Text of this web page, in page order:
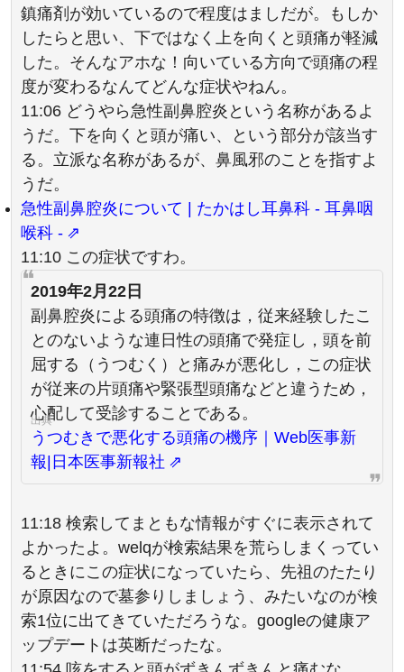
鎮痛剤が効いているので程度はましだが。もしか
したらと思い、下ではなく上を向くと頭痛が軽減
した。そんなアホな！向いている方向で頭痛の程
度が変わるなんてどんな症状やねん。
11:06 どうやら急性副鼻腔炎という名称があるよ
うだ。下を向くと頭が痛い、という部分が該当す
る。立派な名称があるが、鼻風邪のことを指すよ
うだ。
急性副鼻腔炎について | たかはし耳鼻科 - 耳鼻咽
喉科 -
11:10 この症状ですわ。
2019年2月22日
副鼻腔炎による頭痛の特徴は，従来経験したこ
とのないような連日性の頭痛で発症し，頭を前
屈する（うつむく）と痛みが悪化し，この症状
が従来の片頭痛や緊張型頭痛などと違うため，
心配して受診することである。
うつむきで悪化する頭痛の機序｜Web医事新
報|日本医事新報社
11:18 検索してまともな情報がすぐに表示されて
よかったよ。welqが検索結果を荒らしまくってい
るときにこの症状になっていたら、先祖のたたり
が原因なので墓参りしましょう、みたいなのが検
索1位に出てきていただろうな。googleの健康ア
ップデートは英断だったな。